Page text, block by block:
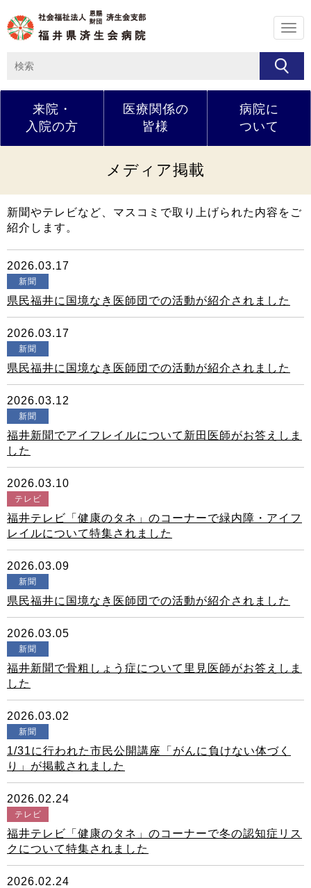
メ
ニ
ュ
来院・
入院の方
医療関係の
皆様
病院に
ついて
メディア掲載
新聞やテレビなど、マスコミで取り上げられた内容をご
紹介します。
2026.03.17
新聞
県民福井に国境なき医師団での活動が紹介されました
2026.03.17
新聞
県民福井に国境なき医師団での活動が紹介されました
2026.03.12
新聞
福井新聞でアイフレイルについて新田医師がお答えしま
した
2026.03.10
テレビ
福井テレビ「健康のタネ」のコーナーで緑内障・アイフ
レイルについて特集されました
2026.03.09
新聞
県民福井に国境なき医師団での活動が紹介されました
2026.03.05
新聞
福井新聞で骨粗しょう症について里見医師がお答えしま
した
2026.03.02
新聞
1/31に行われた市民公開講座「がんに負けない体づく
り」が掲載されました
2026.02.24
テレビ
福井テレビ「健康のタネ」のコーナーで冬の認知症リス
クについて特集されました
2026.02.24